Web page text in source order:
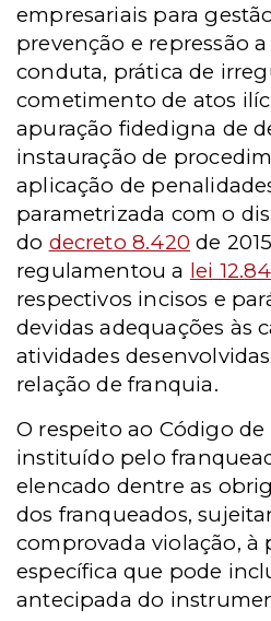
empresariais para
prevenção e repressão
conduta, prática de
cometimento de atos
apuração fidedigna de
instauração de
aplicação de
parametrizada com o
do decreto 8.420 de
regulamentou a lei
respectivos incisos e
devidas adequações às
atividades
relação de franquia.
O respeito ao Código
instituído pelo
elencado dentre as
dos franqueados,
comprovada violação, à
específica que pode
antecipada do